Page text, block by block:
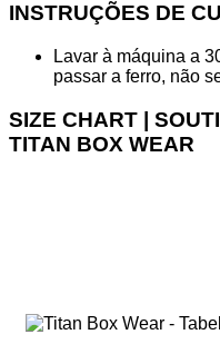
INSTRUÇÕES DE
Lavar à máquina a
passar a ferro, não
SIZE CHART |
TITAN BOX WEAR